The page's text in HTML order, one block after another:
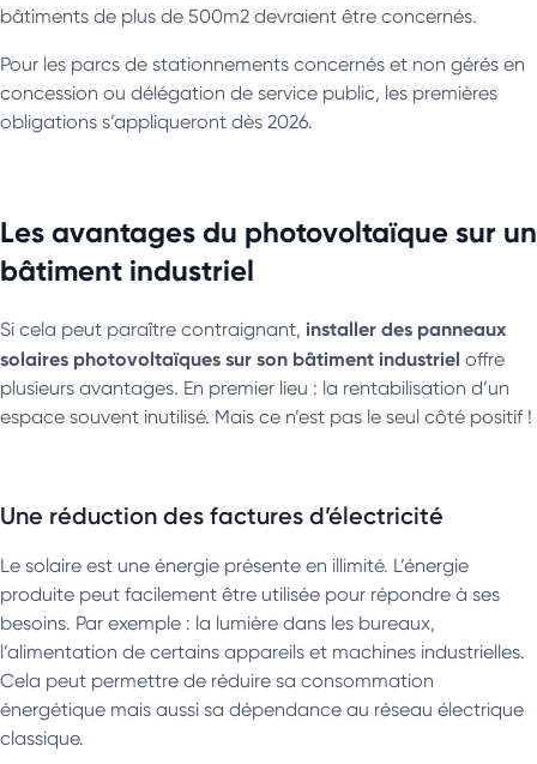
bâtiments de plus de 500m2 devraient être concernés.
Pour les parcs de stationnements concernés et non gérés en
concession ou délégation de service public, les premières
obligations s’appliqueront dès 2026.
Les avantages du photovoltaïque sur un
bâtiment industriel
Si cela peut paraître contraignant, installer des panneaux
solaires photovoltaïques sur son bâtiment industriel offre
plusieurs avantages. En premier lieu : la rentabilisation d’un
espace souvent inutilisé. Mais ce n’est pas le seul côté positif !
Une réduction des factures d’électricité
Le solaire est une énergie présente en illimité. L’énergie
produite peut facilement être utilisée pour répondre à ses
besoins. Par exemple : la lumière dans les bureaux,
l’alimentation de certains appareils et machines industrielles.
Cela peut permettre de réduire sa consommation
énergétique mais aussi sa dépendance au réseau électrique
classique.